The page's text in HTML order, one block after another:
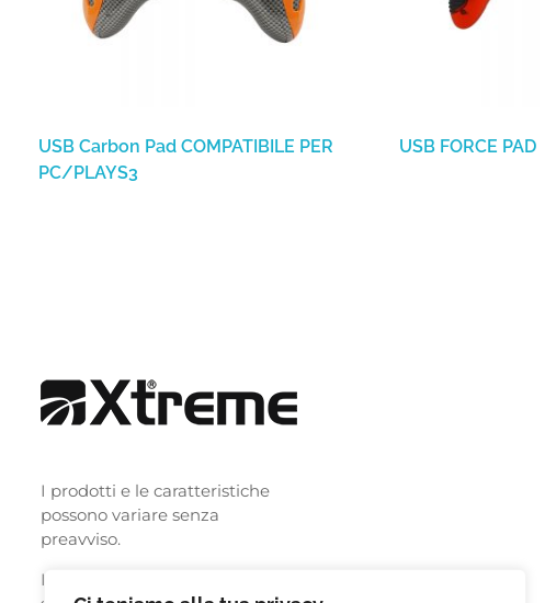
USB Carbon Pad COMPATIBILE PER
PC/PLAYS3
USB FORCE PAD
I prodotti e le caratteristiche
possono variare senza
preavviso.
I nomi i loghi e le immagini